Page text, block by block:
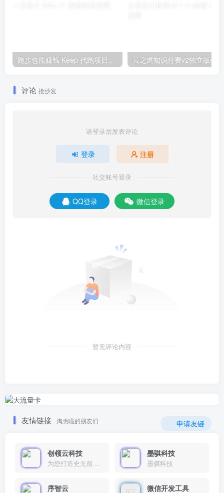
评论 抢沙发
请登录后发表评论
登录 注册
社交账号登录
QQ登录 微信登录
暂无评论内容
友情链接 淘惠啦的朋友们 申请友链
创领云科技
为您打造史无前例的应用产品带您认识新时代产品的创新
墨骐科技
墨骐科技
序智云 微信开发工具